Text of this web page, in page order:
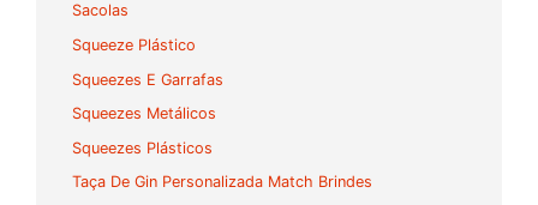
Sacolas
Squeeze Plástico
Squeezes E Garrafas
Squeezes Metálicos
Squeezes Plásticos
Taça De Gin Personalizada Match Brindes